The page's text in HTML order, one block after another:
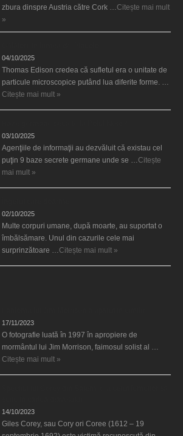
zbura dinspre Austria către Cork … Citește mai mult
»
04/10/2025
Thomas Edison credea că sufletul era o unitate de
particule microscopice putând lua diferite forme. …
Citește mai mult »
03/10/2025
Agenţiile de informaţii au dezvăluit că existau cel
puţin 9 baze secrete germane unde se … Citește
mai mult »
02/10/2025
Multe corpuri umane, după moarte, au suportat o
îmbălsămare. Unul din cazurile cele mai
surprinzătoare … Citește mai mult »
17/11/2023
O fotografie luată în 1997 în apropiere de
mormântul lui Jim Morrison, faimosul solist al …
Citește mai mult »
14/10/2023
Giles Corey, sau Cory ori Coree (1612 – 19